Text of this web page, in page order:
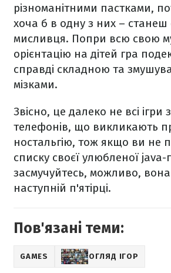
різноманітними пастками,
хоча б в одну з них – станеш
мисливця. Попри всю свою
орієнтацію на дітей гра
справді складною та
мізками.
Звісно, це далеко не всі ігри
телефонів, що викликають
ностальгію, тож якщо ви не
списку своєї улюбленої java-
засмучуйтесь, можливо,
наступній п'ятірці.
Пов'язані теми:
GAMES ОГЛЯД ІГОР